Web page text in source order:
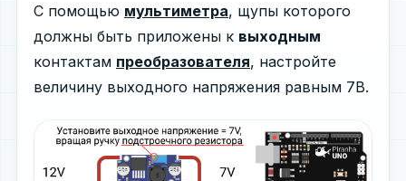
С помощью мультиметра, щупы которого
должны быть приложены к выходным
контактам преобразователя, настройте
величину выходного напряжения равным 7В.